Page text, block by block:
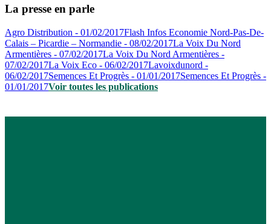
La presse en parle
Agro Distribution - 01/02/2017Flash Infos Economie Nord-Pas-De-
Calais – Picardie – Normandie - 08/02/2017La Voix Du Nord
Armentières - 07/02/2017La Voix Du Nord Armentières -
07/02/2017La Voix Eco - 06/02/2017Lavoixdunord -
06/02/2017Semences Et Progrès - 01/01/2017Semences Et Progrès -
01/01/2017Voir toutes les publications